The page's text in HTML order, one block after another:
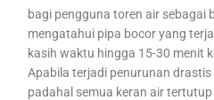
bagi pengguna toren air sebagai
mengatahui pipa bocor yang
kasih waktu hingga 15-30 menit
Apabila terjadi penurunan drastis
padahal semua keran air